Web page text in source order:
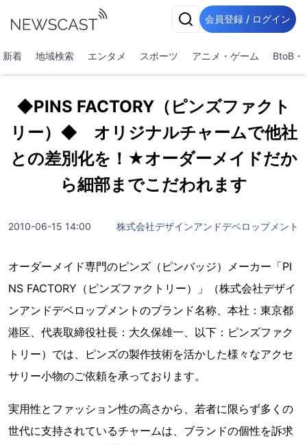
会員登録 / ログイン
新着 地域検索 エンタメ スポーツ アニメ・ゲーム BtoB・
◆PINS FACTORY（ピンズファクト
リー）◆ オリジナルチャームで他社
との差別化を！★オーダーメイドだか
ら細部までこだわれます
2010-06-15 14:00 株式会社デザインアンドデベロップメント
オーダーメイド専門のピンズ（ピンバッジ）メーカー「PI
NS FACTORY（ピンズファクトリー）」（株式会社デザイ
ンアンドデベロップメントのブランド名称、本社：東京都
港区、代表取締役社長：大久保雄一、以下：ピンズファク
トリー）では、ピンズの製作技術を活かした様々なアクセ
サリー小物のご依頼を承っております。
実用性とファッション性の高さから、若者に限らず多くの
世代に支持されているチャームは、ブランドの個性を訴求